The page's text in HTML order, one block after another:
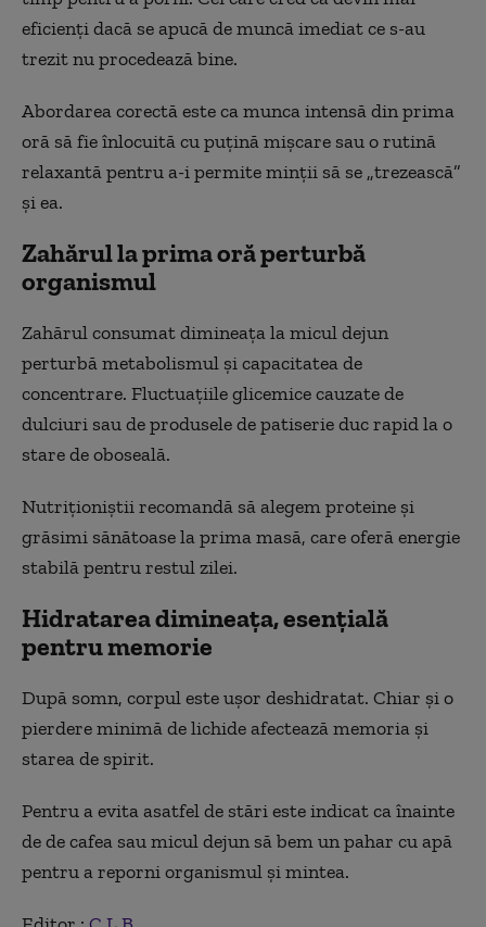
eficienți dacă se apucă de muncă imediat ce s-au
trezit nu procedează bine.
Abordarea corectă este ca munca intensă din prima
oră să fie înlocuită cu puțină mișcare sau o rutină
relaxantă pentru a-i permite minții să se „trezească”
și ea.
Zahărul la prima oră perturbă
organismul
Zahărul consumat dimineața la micul dejun
perturbă metabolismul și capacitatea de
concentrare. Fluctuațiile glicemice cauzate de
dulciuri sau de produsele de patiserie duc rapid la o
stare de oboseală.
Nutriționiștii recomandă să alegem proteine și
grăsimi sănătoase la prima masă, care oferă energie
stabilă pentru restul zilei.
Hidratarea dimineața, esențială
pentru memorie
După somn, corpul este ușor deshidratat. Chiar și o
pierdere minimă de lichide afectează memoria și
starea de spirit.
Pentru a evita asatfel de stări este indicat ca înainte
de de cafea sau micul dejun să bem un pahar cu apă
pentru a reporni organismul și mintea.